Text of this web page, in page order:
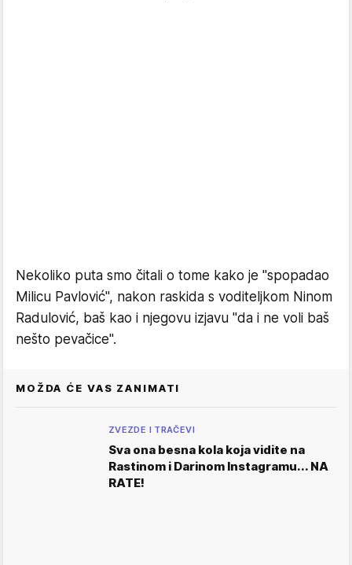
Nekoliko puta smo čitali o tome kako je "spopadao
Milicu Pavlović", nakon raskida s voditeljkom Ninom
Radulović, baš kao i njegovu izjavu "da i ne voli baš
nešto pevačice".
MOŽDA ĆE VAS ZANIMATI
ZVEZDE I TRAČEVI
Sva ona besna kola koja vidite na
Rastinom i Darinom Instagramu... NA
RATE!